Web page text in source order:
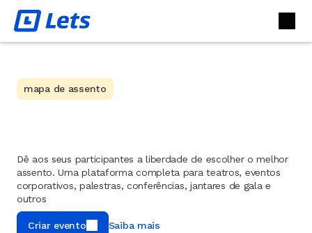
mapa de assento
Dê aos seus participantes a liberdade de escolher o melhor
assento. Uma plataforma completa para teatros, eventos
corporativos, palestras, conferências, jantares de gala e
outros
Criar evento Saiba mais